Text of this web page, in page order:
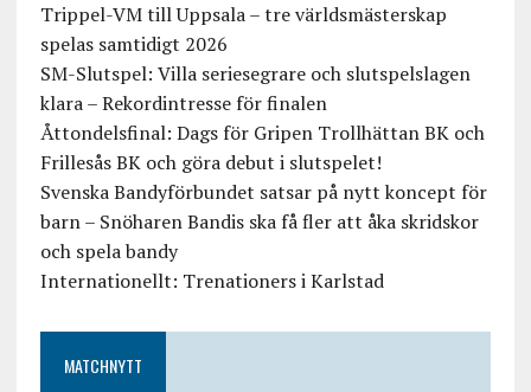
Trippel-VM till Uppsala – tre världsmästerskap
spelas samtidigt 2026
SM-Slutspel: Villa seriesegrare och slutspelslagen
klara – Rekordintresse för finalen
Åttondelsfinal: Dags för Gripen Trollhättan BK och
Frillesås BK och göra debut i slutspelet!
Svenska Bandyförbundet satsar på nytt koncept för
barn – Snöharen Bandis ska få fler att åka skridskor
och spela bandy
Internationellt: Trenationers i Karlstad
MATCHNYTT